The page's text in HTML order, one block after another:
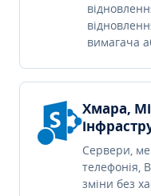
вимагача
Хмара,
Сервери,
телефонія,
зміни без